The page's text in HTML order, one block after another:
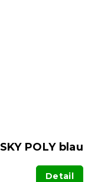
POLY blau
Detail